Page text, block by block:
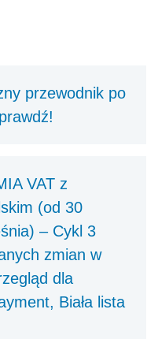
przewodnik po
VAT z
(od 30
– Cykl 3
zmian w
dla
Biała lista